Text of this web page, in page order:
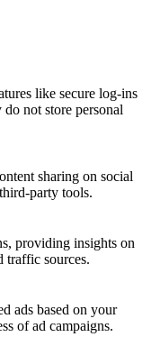
like secure log-ins
not store personal
sharing on social
party tools.
providing insights on
traffic sources.
ads based on your
of ad campaigns.